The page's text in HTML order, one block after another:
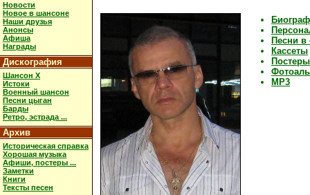
Новости
Новое в шансоне
Наши друзья
Анонсы
Афиша
Награды
Дискография
Шансон X
Истоки
Военный шансон
Песни цыган
Барды
Ретро, эстрада ...
Архив
Историческая справка
Хорошая музыка
Афиши, постеры ...
Заметки
Книги
Тексты песен
Песни в
Кассеты
MP3